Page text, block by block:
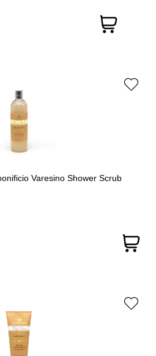
Varesino Shower Scrub